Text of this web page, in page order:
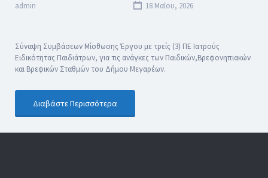
admin 18 Μαΐου, 2026
Σύναψη Συμβάσεων Μίσθωσης Έργου με τρείς (3) ΠΕ Ιατρούς
Ειδικότητας Παιδιάτρων, για τις ανάγκες των Παιδικών,Βρεφονηπιακών
και Βρεφικών Σταθμών του Δήμου Μεγαρέων.
Διαβάστε Περισσότερα